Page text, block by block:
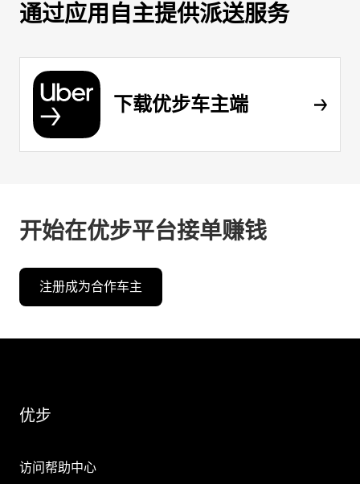
通过应用自主提供派送服务
下载优步车主端
开始在优步平台接单赚钱
注册成为合作车主
优步
访问帮助中心